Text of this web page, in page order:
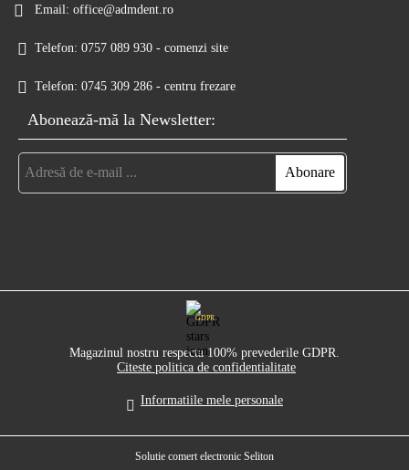
Email: office@admdent.ro
Telefon: 0757 089 930 - comenzi site
Telefon: 0745 309 286 - centru frezare
Abonează-mă la Newsletter:
GDPR
Magazinul nostru respecta 100% prevederile GDPR.
Citeste politica de confidentialitate
Informatiile mele personale
Solutie comert electronic Seliton